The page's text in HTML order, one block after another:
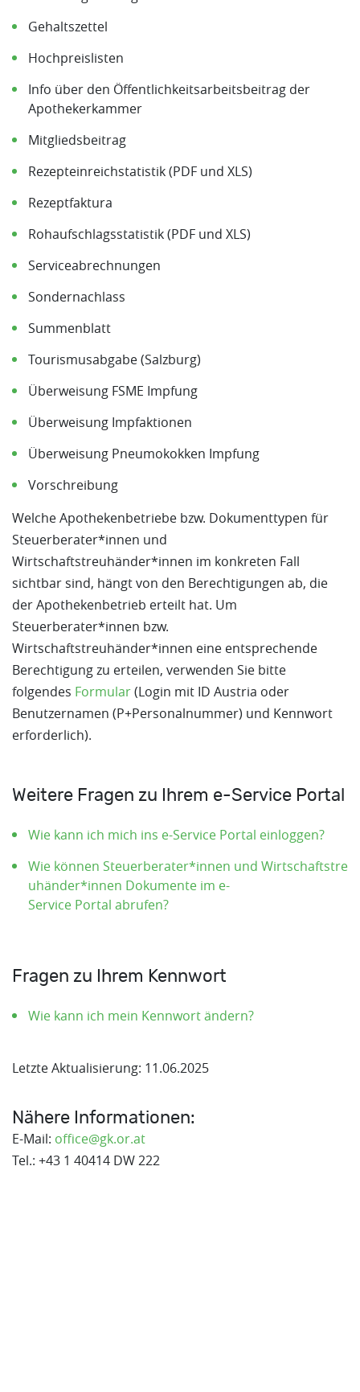
Gehaltszettel
Hochpreislisten
Info über den Öffentlichkeitsarbeitsbeitrag der
Apothekerkammer
Mitgliedsbeitrag
Rezepteinreichstatistik (PDF und XLS)
Rezeptfaktura
Rohaufschlagsstatistik (PDF und XLS)
Serviceabrechnungen
Sondernachlass
Summenblatt
Tourismusabgabe (Salzburg)
Überweisung FSME Impfung
Überweisung Impfaktionen
Überweisung Pneumokokken Impfung
Vorschreibung
Welche Apothekenbetriebe bzw. Dokumenttypen für
Steuerberater*innen und
Wirtschaftstreuhänder*innen im konkreten Fall
sichtbar sind, hängt von den Berechtigungen ab, die
der Apothekenbetrieb erteilt hat. Um
Steuerberater*innen bzw.
Wirtschaftstreuhänder*innen eine entsprechende
Berechtigung zu erteilen, verwenden Sie bitte
folgendes Formular(Login mit ID Austria oder
Benutzernamen (P+Personalnummer) und Kennwort
erforderlich).
Weitere Fragen zu Ihrem e-Service Portal
Wie kann ich mich ins e-Service Portal einloggen?
Wie können Steuerberater*innen und Wirtschaftstre
uhänder*innen Dokumente im e-
Service Portal abrufen?
Fragen zu Ihrem Kennwort
Wie kann ich mein Kennwort ändern?
Letzte Aktualisierung: 11.06.2025
Nähere Informationen:
E-Mail: office@gk.or.at
Tel.: +43 1 40414 DW 222